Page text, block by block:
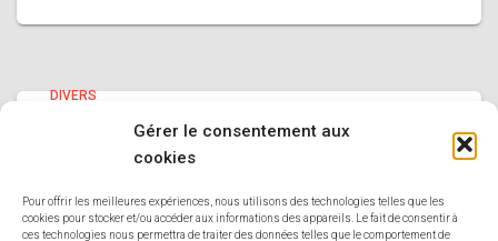
Gérer le consentement aux
cookies
Pour offrir les meilleures expériences, nous utilisons des technologies telles que les
cookies pour stocker et/ou accéder aux informations des appareils. Le fait de consentir à
ces technologies nous permettra de traiter des données telles que le comportement de
DIVERS
Nouvelles Réalisations au Pavillon
des Transitions !
Jeudi dernier, nous avons eu l’honneur d’assister à
l’inauguration de la toute nouvelle exposition du Pavillon